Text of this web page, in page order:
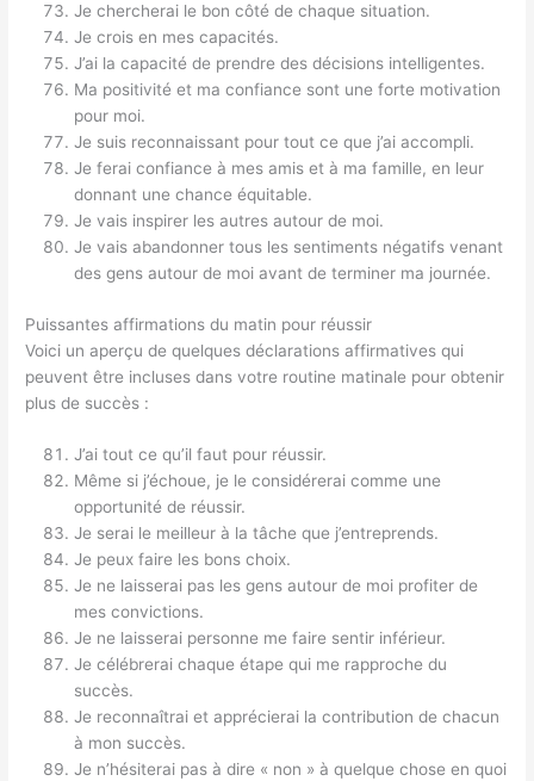
Je chercherai le bon côté de chaque situation.
Je crois en mes capacités.
J’ai la capacité de prendre des décisions intelligentes.
Ma positivité et ma confiance sont une forte motivation
pour moi.
Je suis reconnaissant pour tout ce que j’ai accompli.
Je ferai confiance à mes amis et à ma famille, en leur
donnant une chance équitable.
Je vais inspirer les autres autour de moi.
Je vais abandonner tous les sentiments négatifs venant
des gens autour de moi avant de terminer ma journée.
Puissantes affirmations du matin pour réussir
Voici un aperçu de quelques déclarations affirmatives qui
peuvent être incluses dans votre routine matinale pour obtenir
plus de succès :
J’ai tout ce qu’il faut pour réussir.
Même si j’échoue, je le considérerai comme une
opportunité de réussir.
Je serai le meilleur à la tâche que j’entreprends.
Je peux faire les bons choix.
Je ne laisserai pas les gens autour de moi profiter de
mes convictions.
Je ne laisserai personne me faire sentir inférieur.
Je célébrerai chaque étape qui me rapproche du
succès.
Je reconnaîtrai et apprécierai la contribution de chacun
à mon succès.
Je n’hésiterai pas à dire « non » à quelque chose en quoi